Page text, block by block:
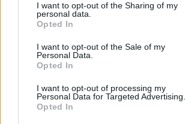
I want to opt-out of the Sharing of my
personal data.
Opted In
I want to opt-out of the Sale of my
Personal Data.
Opted In
I want to opt-out of processing my
Personal Data for Targeted Advertising.
Opted In